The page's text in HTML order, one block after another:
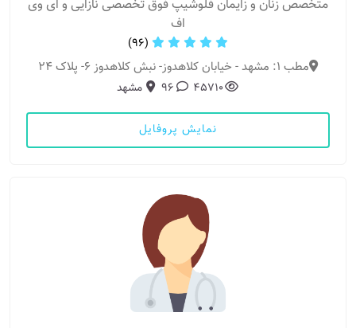
متخصص زنان و زایمان فلوشیپ فوق تخصصی نازایی و ای وی
اف
(96)
مطب 1: مشهد - خیابان کلاهدوز- نبش کلاهدوز 6- پلاک 24
45710
96 مشهد
نمایش پروفایل